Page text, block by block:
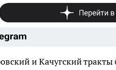
и Качугский